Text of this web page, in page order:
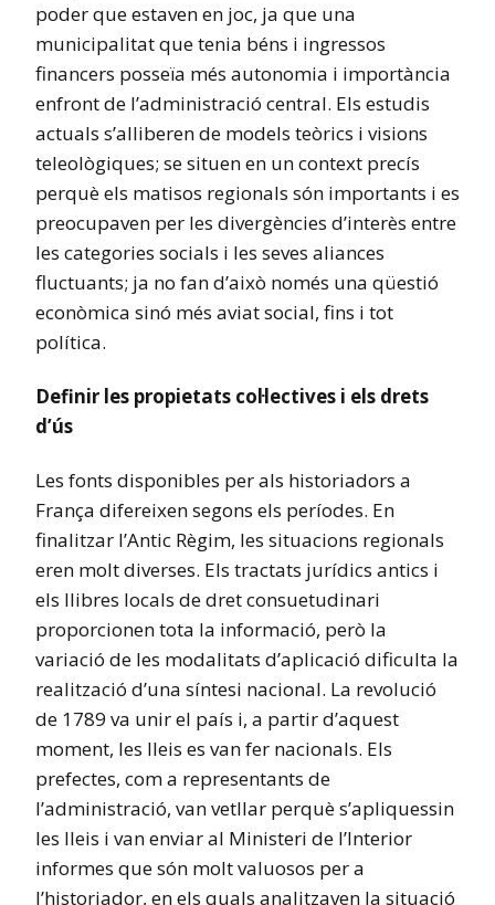
poder que estaven en joc, ja que una
municipalitat que tenia béns i ingressos
financers posseïa més autonomia i importància
enfront de l’administració central. Els estudis
actuals s’alliberen de models teòrics i visions
teleològiques; se situen en un context precís
perquè els matisos regionals són importants i es
preocupaven per les divergències d’interès entre
les categories socials i les seves aliances
fluctuants; ja no fan d’això només una qüestió
econòmica sinó més aviat social, fins i tot
política.
Definir les propietats col·lectives i els drets
d’ús
Les fonts disponibles per als historiadors a
França difereixen segons els períodes. En
finalitzar l’Antic Règim, les situacions regionals
eren molt diverses. Els tractats jurídics antics i
els llibres locals de dret consuetudinari
proporcionen tota la informació, però la
variació de les modalitats d’aplicació dificulta la
realització d’una síntesi nacional. La revolució
de 1789 va unir el país i, a partir d’aquest
moment, les lleis es van fer nacionals. Els
prefectes, com a representants de
l’administració, van vetllar perquè s’apliquessin
les lleis i van enviar al Ministeri de l’Interior
informes que són molt valuosos per a
l’historiador, en els quals analitzaven la situació